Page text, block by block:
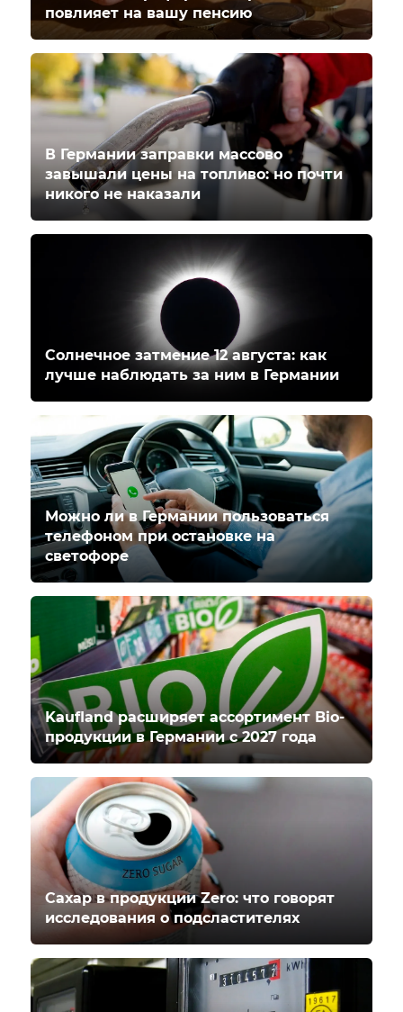
повлияет на вашу пенсию
В Германии заправки массово
завышали цены на топливо: но почти
никого не наказали
Солнечное затмение 12 августа: как
лучше наблюдать за ним в Германии
Можно ли в Германии пользоваться
телефоном при остановке на
светофоре
Kaufland расширяет ассортимент Bio-
продукции в Германии с 2027 года
Сахар в продукции Zero: что говорят
исследования о подсластителях